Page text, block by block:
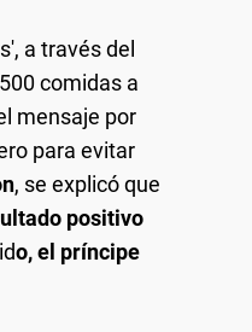
a través del
comidas a
mensaje por
para evitar
, se explicó que
positivo
o, el príncipe